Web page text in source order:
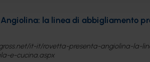
la linea di abbigliamento
it-it/rovetta-presenta-angiolina-la-
e-cucina.aspx